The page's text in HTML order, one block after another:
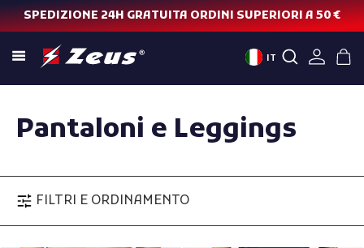
SPEDIZIONE 24H GRATUITA ORDINI SUPERIORI A 50 €
IT
Pantaloni e Leggings
FILTRI E ORDINAMENTO